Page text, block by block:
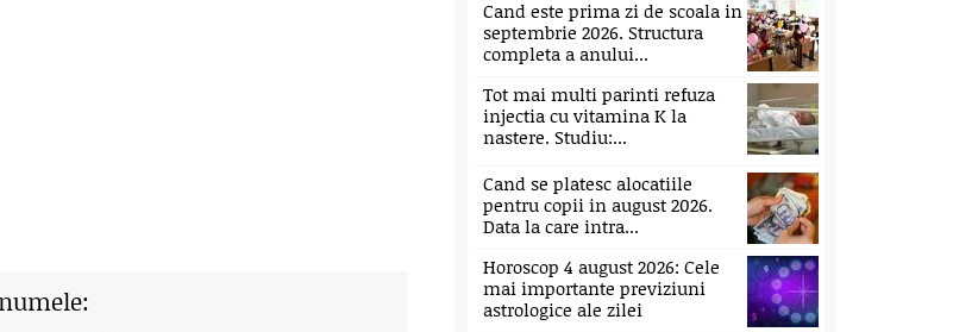
Cand este prima zi de scoala in
septembrie 2026. Structura
completa a anului...
Tot mai multi parinti refuza
injectia cu vitamina K la
nastere. Studiu:...
Cand se platesc alocatiile
pentru copii in august 2026.
Data la care intra...
Horoscop 4 august 2026: Cele
mai importante previziuni
astrologice ale zilei